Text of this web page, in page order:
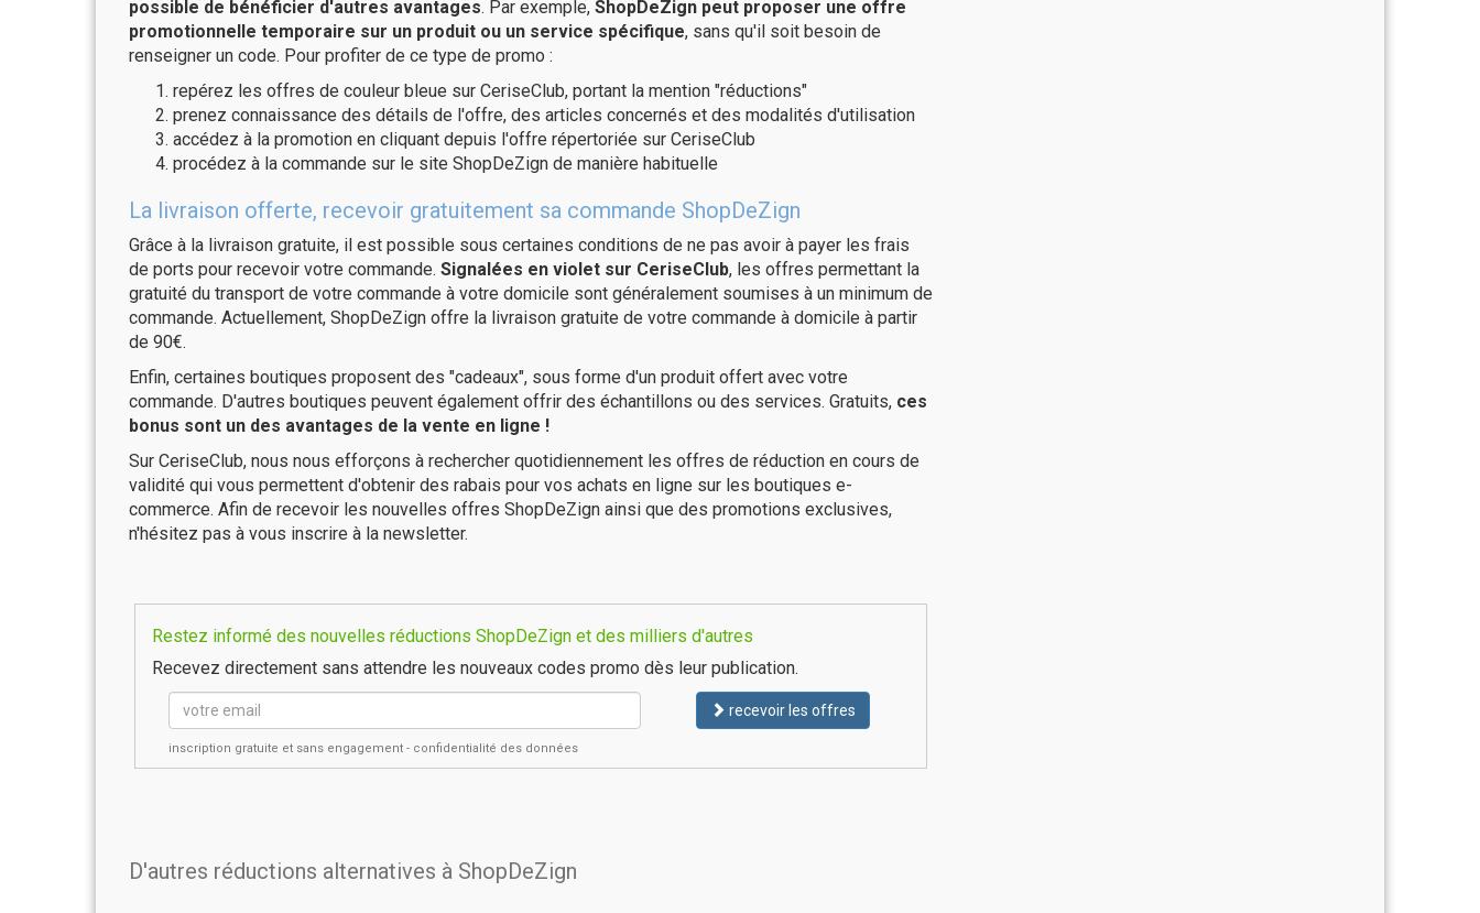
possible de bénéficier d'autres avantages. Par exemple, ShopDeZign peut proposer une offre
promotionnelle temporaire sur un produit ou un service spécifique, sans qu'il soit besoin de
renseigner un code. Pour profiter de ce type de promo :
repérez les offres de couleur bleue sur CeriseClub, portant la mention "réductions"
prenez connaissance des détails de l'offre, des articles concernés et des modalités d'utilisation
accédez à la promotion en cliquant depuis l'offre répertoriée sur CeriseClub
procédez à la commande sur le site ShopDeZign de manière habituelle
La livraison offerte, recevoir gratuitement sa commande ShopDeZign
Grâce à la livraison gratuite, il est possible sous certaines conditions de ne pas avoir à payer les frais
de ports pour recevoir votre commande. Signalées en violet sur CeriseClub, les offres permettant la
gratuité du transport de votre commande à votre domicile sont généralement soumises à un minimum de
commande. Actuellement, ShopDeZign offre la livraison gratuite de votre commande à domicile à partir
de 90€.
Enfin, certaines boutiques proposent des "cadeaux", sous forme d'un produit offert avec votre
commande. D'autres boutiques peuvent également offrir des échantillons ou des services. Gratuits, ces
bonus sont un des avantages de la vente en ligne !
Sur CeriseClub, nous nous efforçons à rechercher quotidiennement les offres de réduction en cours de
validité qui vous permettent d'obtenir des rabais pour vos achats en ligne sur les boutiques e-
commerce. Afin de recevoir les nouvelles offres ShopDeZign ainsi que des promotions exclusives,
n'hésitez pas à vous inscrire à la newsletter.
Restez informé des nouvelles réductions ShopDeZign et des milliers d'autres
Recevez directement sans attendre les nouveaux codes promo dès leur publication.
recevoir les offres
inscription gratuite et sans engagement - confidentialité des données
D'autres réductions alternatives à ShopDeZign